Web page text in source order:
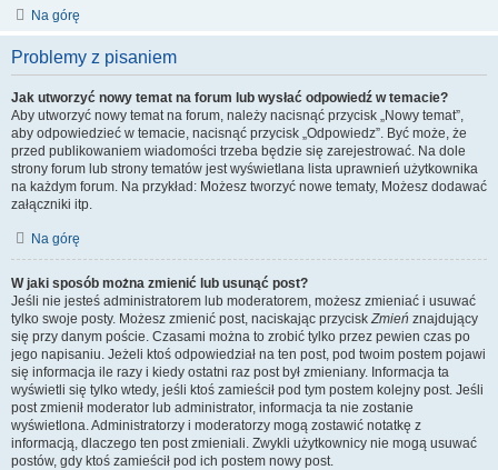
Na górę
Problemy z pisaniem
Jak utworzyć nowy temat na forum lub wysłać odpowiedź w temacie?
Aby utworzyć nowy temat na forum, należy nacisnąć przycisk „Nowy temat”,
aby odpowiedzieć w temacie, nacisnąć przycisk „Odpowiedz”. Być może, że
przed publikowaniem wiadomości trzeba będzie się zarejestrować. Na dole
strony forum lub strony tematów jest wyświetlana lista uprawnień użytkownika
na każdym forum. Na przykład: Możesz tworzyć nowe tematy, Możesz dodawać
załączniki itp.
Na górę
W jaki sposób można zmienić lub usunąć post?
Jeśli nie jesteś administratorem lub moderatorem, możesz zmieniać i usuwać
tylko swoje posty. Możesz zmienić post, naciskając przyciskZmień znajdujący
się przy danym poście. Czasami można to zrobić tylko przez pewien czas po
jego napisaniu. Jeżeli ktoś odpowiedział na ten post, pod twoim postem pojawi
się informacja ile razy i kiedy ostatni raz post był zmieniany. Informacja ta
wyświetli się tylko wtedy, jeśli ktoś zamieścił pod tym postem kolejny post. Jeśli
post zmienił moderator lub administrator, informacja ta nie zostanie
wyświetlona. Administratorzy i moderatorzy mogą zostawić notatkę z
informacją, dlaczego ten post zmieniali. Zwykli użytkownicy nie mogą usuwać
postów, gdy ktoś zamieścił pod ich postem nowy post.